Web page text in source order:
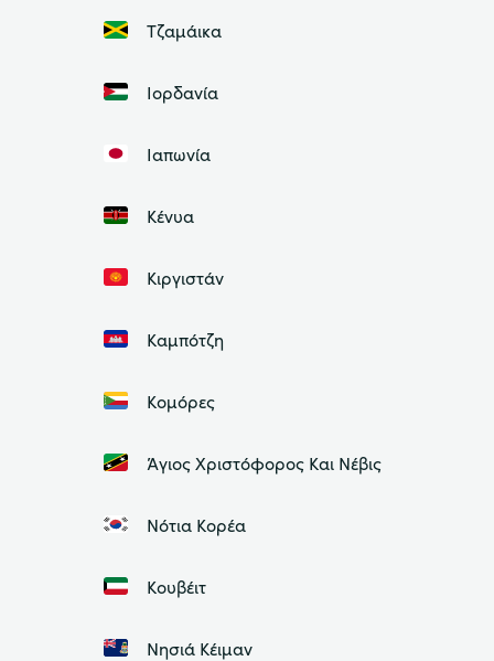
Τζαμάικα
Ιορδανία
Ιαπωνία
Κένυα
Κιργιστάν
Καμπότζη
Κομόρες
Άγιος Χριστόφορος Και Νέβις
Νότια Κορέα
Κουβέιτ
Νησιά Κέιμαν